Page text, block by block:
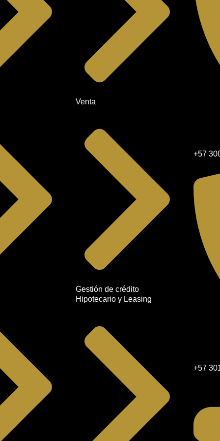
Venta
Gestión de crédito
Hipotecario y Leasing
+57
+57